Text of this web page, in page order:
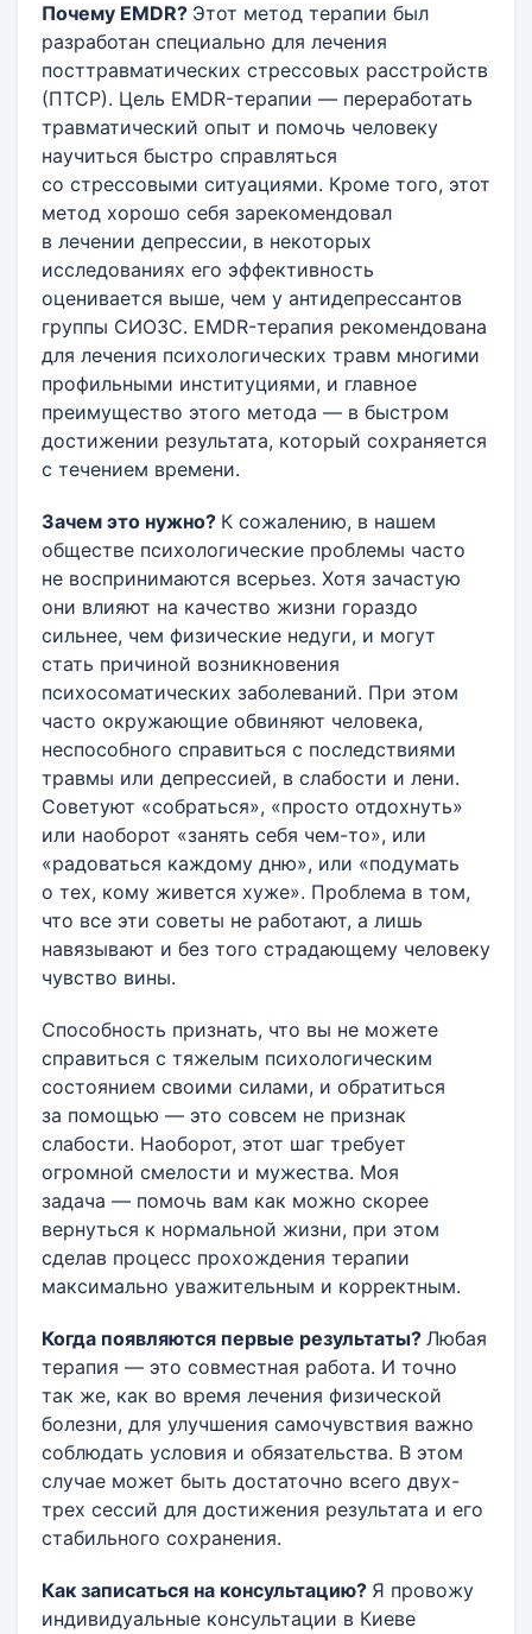
Почему EMDR? Этот метод терапии был
разработан специально для лечения
посттравматических стрессовых расстройств
(ПТСР). Цель EMDR-терапии — переработать
травматический опыт и помочь человеку
научиться быстро справляться
со стрессовыми ситуациями. Кроме того, этот
метод хорошо себя зарекомендовал
в лечении депрессии, в некоторых
исследованиях его эффективность
оценивается выше, чем у антидепрессантов
группы СИОЗС. EMDR-терапия рекомендована
для лечения психологических травм многими
профильными институциями, и главное
преимущество этого метода — в быстром
достижении результата, который сохраняется
с течением времени.
Зачем это нужно? К сожалению, в нашем
обществе психологические проблемы часто
не воспринимаются всерьез. Хотя зачастую
они влияют на качество жизни гораздо
сильнее, чем физические недуги, и могут
стать причиной возникновения
психосоматических заболеваний. При этом
часто окружающие обвиняют человека,
неспособного справиться с последствиями
травмы или депрессией, в слабости и лени.
Советуют «собраться», «просто отдохнуть»
или наоборот «занять себя чем-то», или
«радоваться каждому дню», или «подумать
о тех, кому живется хуже». Проблема в том,
что все эти советы не работают, а лишь
навязывают и без того страдающему человеку
чувство вины.
Способность признать, что вы не можете
справиться с тяжелым психологическим
состоянием своими силами, и обратиться
за помощью — это совсем не признак
слабости. Наоборот, этот шаг требует
огромной смелости и мужества. Моя
задача — помочь вам как можно скорее
вернуться к нормальной жизни, при этом
сделав процесс прохождения терапии
максимально уважительным и корректным.
Когда появляются первые результаты? Любая
терапия — это совместная работа. И точно
так же, как во время лечения физической
болезни, для улучшения самочувствия важно
соблюдать условия и обязательства. В этом
случае может быть достаточно всего двух-
трех сессий для достижения результата и его
стабильного сохранения.
Как записаться на консультацию? Я провожу
индивидуальные консультации в Киеве